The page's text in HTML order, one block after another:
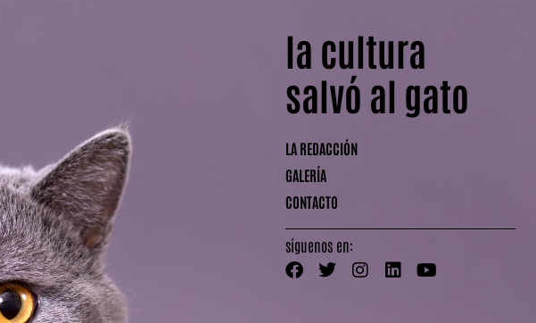
la cultura
salvó al gato
LA REDACCIÓN
GALERÍA
CONTACTO
síguenos en: